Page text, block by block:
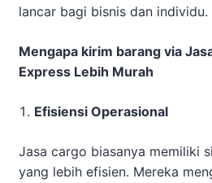
lancar bagi bisnis dan individu.
Mengapa kirim barang via
Express Lebih Murah
Efisiensi Operasional
Jasa cargo biasanya memiliki
yang lebih efisien. Mereka